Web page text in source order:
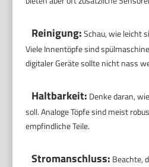
Reinigung:Schau, wie leicht
Viele Innentöpfe sind
digitaler Geräte sollte nicht nass
Haltbarkeit: Denke daran,
soll. Analoge Töpfe sind meist
empfindliche Teile.
Stromanschluss: Beachte,